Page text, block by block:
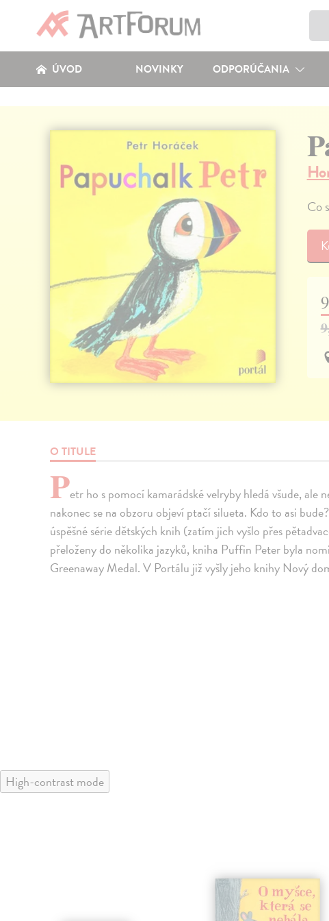
ÚVOD NOVINKY ODPORÚČANIA
Co
O TITULE
Petr ho s pomocí kamarádské velryby hledá všude, ale
nakonec se na obzoru objeví ptačí silueta. Kdo to asi
úspěšné série dětských knih (zatím jich vyšlo přes
přeloženy do několika jazyků, kniha Puffin Peter byla
Greenaway Medal. V Portálu již vyšly jeho knihy Nový
High-contrast mode